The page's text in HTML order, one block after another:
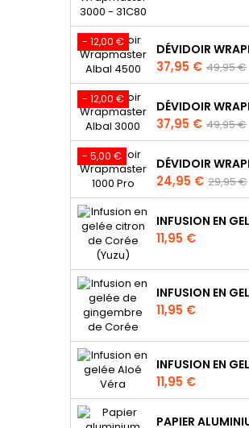
- 12,00 €
Prix
37,95 € Prix
de
49,95 €
- 12,00 €
Prix
37,95 € Prix
de
49,95 €
- 5,00 €
Prix
24,95 € Prix
de
29,95 €
Prix
11,95 €
Prix
11,95 €
Prix
11,95 €